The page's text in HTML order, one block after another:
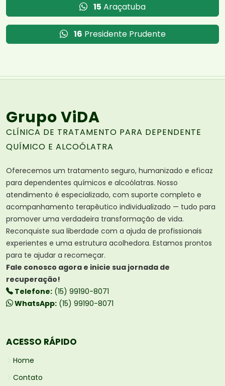
15 Araçatuba
16 Presidente Prudente
Grupo ViDA
CLÍNICA DE TRATAMENTO PARA DEPENDENTE
QUÍMICO E ALCOÓLATRA
Oferecemos um tratamento seguro, humanizado e eficaz
para dependentes químicos e alcoólatras. Nosso
atendimento é especializado, com suporte completo e
acompanhamento terapêutico individualizado — tudo para
promover uma verdadeira transformação de vida.
Reconquiste sua liberdade com a ajuda de profissionais
experientes e uma estrutura acolhedora. Estamos prontos
para te ajudar a recomeçar.
Fale conosco agora e inicie sua jornada de
recuperação!
Telefone: (15) 99190-8071
WhatsApp: (15) 99190-8071
ACESSO RÁPIDO
Home
Contato